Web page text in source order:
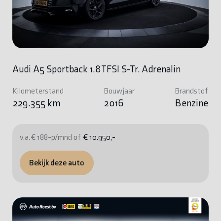
Audi A5 Sportback 1.8TFSI S-Tr. Adrenalin
Kilometerstand
229.355 km
Bouwjaar
2016
Brandstof
Benzine
v.a. € 188-p/mnd of € 10.950,-
Bekijk deze auto